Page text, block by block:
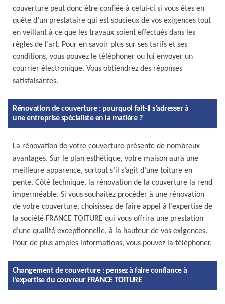
couverture peut donc être confiée à celui-ci si vous êtes en
quête d’un prestataire qui est soucieux de vos exigences tout
en veillant à ce que les travaux soient effectués dans les
règles de l’art. Pour en savoir plus sur ses tarifs et ses
conditions, vous pouvez le téléphoner ou lui envoyer un
courrier électronique. Vous obtiendrez des réponses
satisfaisantes.
Rénovation de couverture : pourquoi fait-il s’adresser à
une entreprise spécialiste en la matière ?
La rénovation de votre couverture présente de nombreux
avantages. Sur le plan esthétique, votre maison aura une
meilleure apparence, surtout s’il s’agit d’une toiture en
pente. Côté technique, la rénovation de la couverture la rend
imperméable. Si vous souhaitez procéder à une rénovation
de votre couverture, choisissez de faire appel à l’expertise de
la société FRANCE TOITURE qui vous offrira une prestation
d’une qualité exceptionnelle, à la hauteur de vos exigences.
Pour de plus amples informations, vous pouvez la téléphoner.
Changement de couverture : pensez à faire confiance à
l’expertise du couvreur FRANCE TOITURE